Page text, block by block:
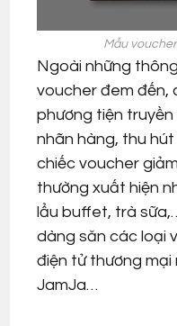
Mẫu
Ngoài những
voucher đem đến,
phương tiện
nhãn hàng, thu
chiếc voucher
thường xuất hiện
lẩu buffet, trà
dàng săn các loại
điện tử thương
JamJa…